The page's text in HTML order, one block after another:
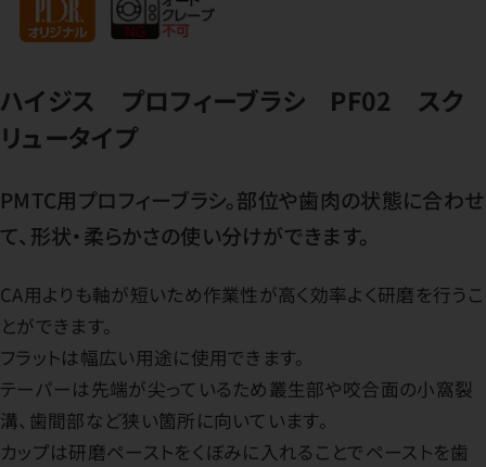
ハイジス プロフィーブラシ PF02 スク
リュータイプ
PMTC用プロフィーブラシ。部位や歯肉の状態に合わせ
て、形状・柔らかさの使い分けができます。
CA用よりも軸が短いため作業性が高く効率よく研磨を行うこ
とができます。
フラットは幅広い用途に使用できます。
テーパーは先端が尖っているため叢生部や咬合面の小窩裂
溝、歯間部など狭い箇所に向いています。
カップは研磨ペーストをくぼみに入れることでペーストを歯